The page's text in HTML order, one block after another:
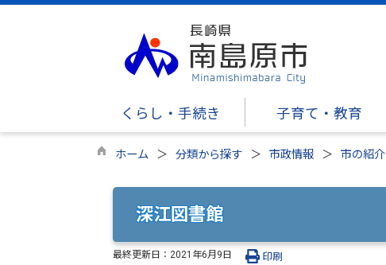
くらし・手続き 子育て・教育
ホーム 分類から探す 市政情報 市の紹介
深江図書館
最終更新日： 2021年6月9日 印刷